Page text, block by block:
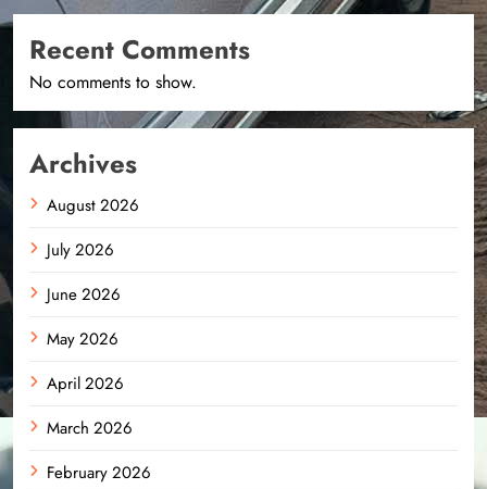
Recent Comments
No comments to show.
Archives
August 2026
July 2026
June 2026
May 2026
April 2026
March 2026
February 2026